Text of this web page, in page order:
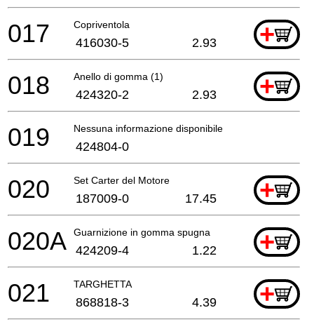
Copriventola +
017 416030-5 2.93
Anello di gomma (1) +
018 424320-2 2.93
Nessuna informazione disponibile, non ordinabile
019 424804-0
Set Carter del Motore +
020 187009-0 17.45
Guarnizione in gomma spugna +
020A 424209-4 1.22
TARGHETTA +
021 868818-3 4.39